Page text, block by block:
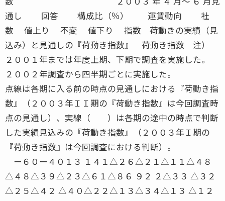
２００２年調査から四半期ごとに実施した。
点線は各期に入る前の時点の見通しにおける『荷動き指
数』（２００３年ＩＩ期の『荷動き指数』は今回調査時
点の見通し）、実線（ ）は各期の途中の時点で判断
した実績見込みの『荷動き指数』（２００３年Ｉ期の
『荷動き指数』は今回調査における判断）。
ー６０ー４０１３ １４１△２６△２１△１１△４８ △４８△３９△２３△６１△８６ ９２ ２△３３ △３２△２５△４２ △４０△２２△１３△３４△１３ △１２△１４△５ △７△８ー２００２０上 下 １９９７ 上 下 １９９８ 上 下 １９９９ 上 下 ２０００ 上 下 ２００１ 上 下 ２００２ Ｉ ＩＩ ＩＩ ＩＩＩ ＩＶ Ｉ 見通し 実績 ２００２ ２００３ １０３ JUNE 2003鉄道コンテナ運賃の実績と見通し 業 種 製 造 業 卸売業 40 0 85 15 △ 15 40 0 80 20 △ 2012 0 100 0 0 12 0 100 0 011 0 91 9 △ 9 10 0 90 10 △ 1030 0 93 7 △ 7 29 0 90 10 △ 1067 0 90 10 △ 10 67 0 93 7 △ 721 0 90 10 △ 10 21 0 95 5 △ 532 0 91 9 △ 9 32 0 91 9 △ 917 0 94 6 △ 6 17 0 88 12 △ 1232 0 97 3 △ 3 31 0 97 3 △ 348 0 94 6 △ 6 49 4 88 8 △ 438 0 97 3 △ 3 37 0 100 0 06 0 83 17 △ 17 6 0 83 17 △ 1730 3 90 7 △ 4 29 3 94 3 0384 0 92 8 △ 8 380 1 91 8 △ 711 0 82 18 △ 18 11 0 82 18 △ 1822 0 95 5 △ 5 21 0 90 10 △ 1033 0 91 9 △ 9 32 0 87 13 △ 13417 0 92 8 △ 8 412 1 91 8 △ 7食 料 品 ・ 飲 料 繊 維 ・ 衣 服 木 材 ・ 家 具 パ ル プ ・ 紙 化学・プラスチック 窯 業 ・ 土 石 鉄 鋼 ・ 非 鉄 金 属 製 品 一 般 機 械 電 気 機 械 輸 送 用 機 械 精 密 機 械 そ の 他 計 生 産 財 消 費 財 計 合 計 ２００３ 年 １ 月〜 ３ 月実績 回答 構成比（％） 運賃動向 社数 値上り 不変 値下り 指数 ２００３ 年 ４ 月〜 ６ 月見通し 回答 構成比（％） 運賃動向 社数 値上り 不変 値下り 指数 特別積合せトラック運賃の実績と見通し 業 種 製 造 業 卸売業 55 0 93 7 △ 7 55 2 85 13 △ 114 38 3 92 5 △ 2 38 3 92 5 △ 227 0 93 7 △ 7 27 4 85 11 △ 725 0 84 16 △ 16 23 0 87 13 △ 1383 0 83 17 △ 17 83 1 82 17 △ 1631 0 81 19 △ 19 31 0 87 13 △ 1355 0 87 13 △ 13 54 2 89 9 △ 736 0 81 19 △ 19 36 0 78 22 △ 2270 0 91 9 △ 9 69 0 81 19 △ 19115 2 85 13 △ 11 112 2 84 14 △ 1284 0 89 11 △ 11 84 0 83 17 △ 1717 0 88 12 △ 12 17 0 88 12 △ 1251 2 84 14 △ 12 50 4 84 12 △ 8687 1 87 16 △ 11 679 1 85 14 △ 1334 0 91 12 △ 9 33 0 82 18 △ 1844 7 82 13 △ 4 42 5 78 17 △ 1278 4 86 12 △ 6 75 3 80 17 △ 14765 1 87 16 △ 11 754 1 84 15 △ 14食 料 品 ・ 飲 料 繊 維 ・ 衣 服 木 材 ・ 家 具 パ ル プ ・ 紙 化学・プラスチック 窯 業 ・ 土 石 鉄 鋼 ・ 非 鉄 金 属 製 品 一 般 機 械 電 気 機 械 輸 送 用 機 械 精 密 機 械 そ の 他 計 生 産 財 消 費 財 計 合 計 ２００３ 年 １ 月〜 ３ 月実績 回答 構成比（％） 運賃動向 社数 値上り 不変 値下り 指数 ２００３ 年 ４ 月〜 ６ 月見通し 回答 構成比（％） 運賃動向 社数 値上り 不変 値下り 指数 JUNE 2003 １０４国内航空運賃の実績と見通し 業 種 製 造 業 卸売業 18 0 100 0 0 18 0 100 0 08 0 100 0 0 8 0 100 0 06 0 100 0 0 6 0 100 0 09 0 89 11 △ 11 9 0 89 11 △ 1137 3 94 3 0 37 3 94 3 011 0 100 0 0 11 0 100 0 021 0 100 0 0 21 0 100 0 013 0 100 0 0 13 0 100 0 054 0 94 6 △ 6 54 0 96 4 △ 492 3 90 7 △ 4 92 3 93 4 △ 146 0 98 2 △ 2 46 0 98 2 △ 213 8 77 15 △ 7 13 0 85 15 △ 1525 0 92 8 △ 8 25 4 88 8 △ 4353 1 94 5 △ 4 353 1 95 4 △ 311 0 100 0 0 11 0 91 9 △ 914 0 79 21 △ 21 14 0 79 21 △ 2125 0 88 12 △ 12 25 0 84 16 △ 16378 1 94 5 △ 4 378 1 95 4 △ 3食 料 品 ・ 飲 料 繊 維 ・ 衣 服 木 材 ・ 家 具 パ ル プ ・ 紙 化学・プラスチック 窯 業 ・ 土 石 鉄 鋼 ・ 非 鉄 金 属 製 品 一 般 機 械 電 気 機 械 輸 送 用 機 械 精 密 機 械 そ の 他 計 生 産 財 消 費 財 計 合 計 ２００３ 年 １ 月〜 ３ 月実績 回答 構成比（％） 運賃動向 社数 値上り 不変 値下り 指数 ２００３ 年 ４ 月〜 ６ 月見通し 回答 構成比（％） 運賃動向 社数 値上り 不変 値下り 指数 内航コンテナ運賃の実績と見通し 業 種 製 造 業 卸売業 20 0 85 15 △ 15 20 0 80 20 △ 207 0 100 0 0 7 0 100 0 05 0 100 0 0 5 0 100 0 015 0 93 7 △ 7 15 7 86 7 046 0